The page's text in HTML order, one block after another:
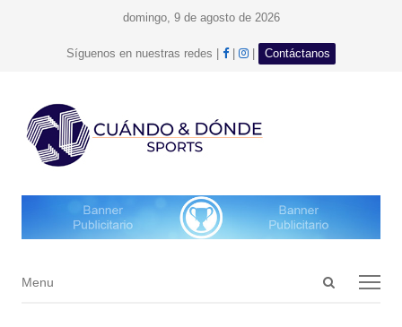
domingo, 9 de agosto de 2026
Síguenos en nuestras redes | facebook
| Instagram
Contáctanos
Open
Menu
Menu